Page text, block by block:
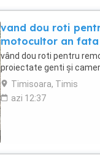
vand dou roti
motocultor an fata
vând dou roti pentru
proiectate genti și
Timisoara, Timis
azi 12:37